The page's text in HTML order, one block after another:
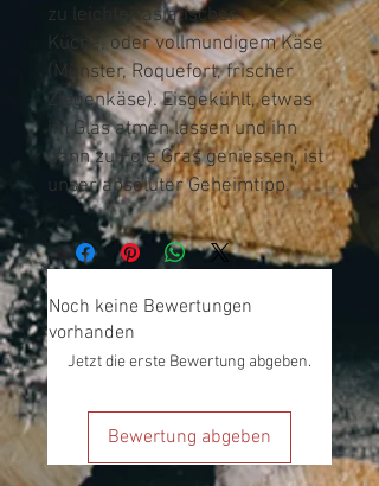
zu leichter asiatischer
Küche, oder vollmundigem Käse
(Münster, Roquefort, frischer
Ziegenkäse). Eisgekühlt, etwas
im Glas atmen lassen und ihn
dann zu Foie Gras geniessen, ist
unser absoluter Geheimtipp.
Noch keine Bewertungen
vorhanden
Jetzt die erste Bewertung abgeben.
Bewertung abgeben